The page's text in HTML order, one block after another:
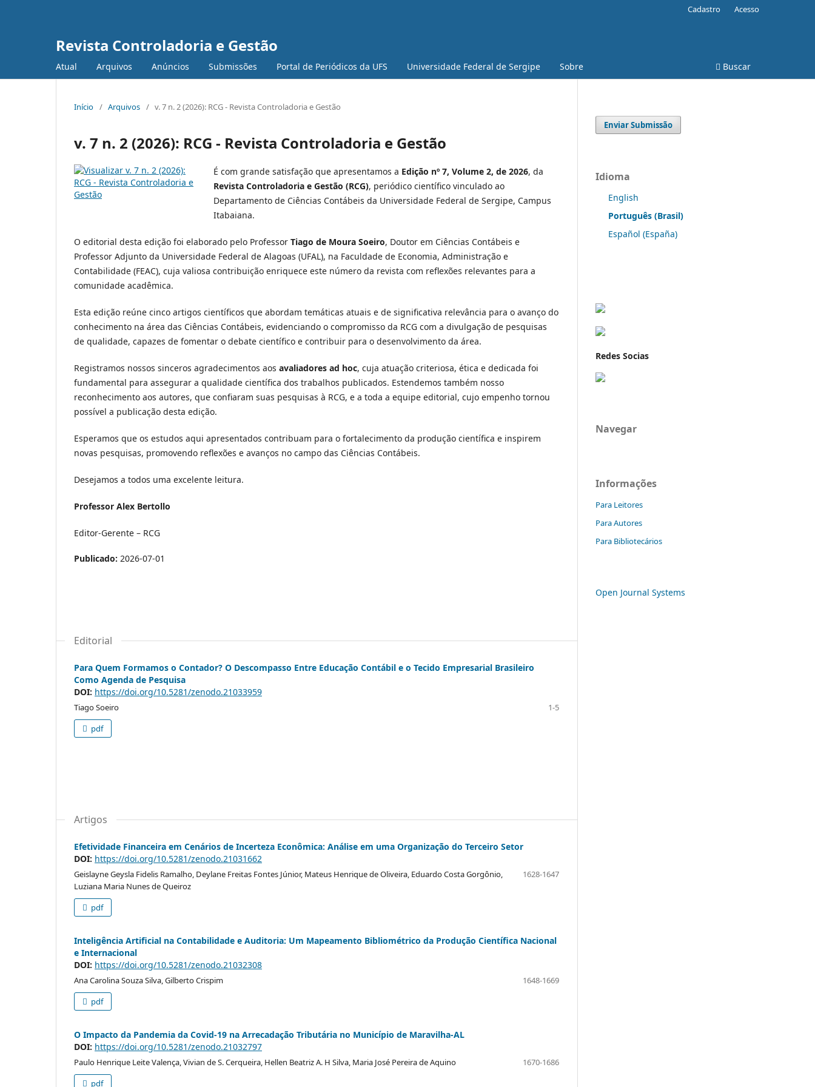
Revista Controladoria e Gestão
Atual Arquivos Anúncios Submissões Portal de Periódicos da UFS Universidade Federal de Sergipe Sobre Buscar
Cadastro Acesso
Início / Arquivos / v. 7 n. 2 (2026): RCG - Revista Controladoria e Gestão
v. 7 n. 2 (2026): RCG - Revista Controladoria e Gestão
É com grande satisfação que apresentamos a Edição nº 7, Volume 2, de 2026, da
Revista Controladoria e Gestão (RCG), periódico científico vinculado ao
Departamento de Ciências Contábeis da Universidade Federal de Sergipe, Campus
Itabaiana.
O editorial desta edição foi elaborado pelo Professor Tiago de Moura Soeiro, Doutor em Ciências Contábeis e
Professor Adjunto da Universidade Federal de Alagoas (UFAL), na Faculdade de Economia, Administração e
Contabilidade (FEAC), cuja valiosa contribuição enriquece este número da revista com reflexões relevantes para a
comunidade acadêmica.
Esta edição reúne cinco artigos científicos que abordam temáticas atuais e de significativa relevância para o avanço do
conhecimento na área das Ciências Contábeis, evidenciando o compromisso da RCG com a divulgação de pesquisas
de qualidade, capazes de fomentar o debate científico e contribuir para o desenvolvimento da área.
Registramos nossos sinceros agradecimentos aos avaliadores ad hoc, cuja atuação criteriosa, ética e dedicada foi
fundamental para assegurar a qualidade científica dos trabalhos publicados. Estendemos também nosso
reconhecimento aos autores, que confiaram suas pesquisas à RCG, e a toda a equipe editorial, cujo empenho tornou
possível a publicação desta edição.
Esperamos que os estudos aqui apresentados contribuam para o fortalecimento da produção científica e inspirem
novas pesquisas, promovendo reflexões e avanços no campo das Ciências Contábeis.
Desejamos a todos uma excelente leitura.
Professor Alex Bertollo
Editor-Gerente – RCG
Publicado: 2026-07-01
Editorial
Para Quem Formamos o Contador? O Descompasso Entre Educação Contábil e o Tecido Empresarial Brasileiro
Como Agenda de Pesquisa
DOI: https://doi.org/10.5281/zenodo.21033959
Tiago Soeiro
1-5
pdf
Artigos
Efetividade Financeira em Cenários de Incerteza Econômica: Análise em uma Organização do Terceiro Setor
DOI: https://doi.org/10.5281/zenodo.21031662
Geislayne Geysla Fidelis Ramalho, Deylane Freitas Fontes Júnior, Mateus Henrique de Oliveira, Eduardo Costa Gorgônio,
Luziana Maria Nunes de Queiroz
1628-1647
pdf
Inteligência Artificial na Contabilidade e Auditoria: Um Mapeamento Bibliométrico da Produção Científica Nacional
e Internacional
DOI: https://doi.org/10.5281/zenodo.21032308
Ana Carolina Souza Silva, Gilberto Crispim
1648-1669
pdf
O Impacto da Pandemia da Covid-19 na Arrecadação Tributária no Município de Maravilha-AL
DOI: https://doi.org/10.5281/zenodo.21032797
Paulo Henrique Leite Valença, Vivian de S. Cerqueira, Hellen Beatriz A. H Silva, Maria José Pereira de Aquino
1670-1686
pdf
Enviar Submissão
Idioma
English
Português (Brasil)
Español (España)
Redes Socias
Navegar
Informações
Para Leitores
Para Autores
Para Bibliotecários
Open Journal Systems